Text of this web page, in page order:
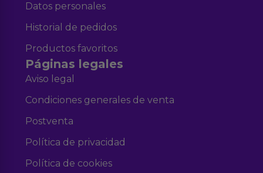
Datos personales
Historial de pedidos
Productos favoritos
Páginas legales
Aviso legal
Condiciones generales de venta
Postventa
Política de privacidad
Política de cookies